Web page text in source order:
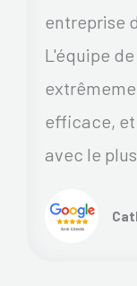
entreprise
L'équipe
efficace, et
avec le